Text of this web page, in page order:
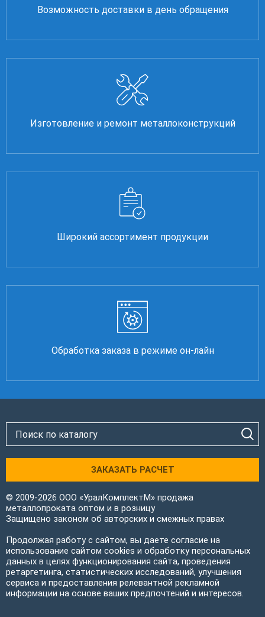
Возможность доставки в день обращения
Изготовление и ремонт металлоконструкций
Широкий ассортимент продукции
Обработка заказа в режиме он-лайн
ЗАКАЗАТЬ РАСЧЕТ
© 2009-2026 ООО «УралКомплектМ» продажа
металлопроката оптом и в розницу
Защищено законом об авторских и смежных правах
Продолжая работу с сайтом, вы даете согласие на
использование сайтом cookies и обработку персональных
данных в целях функционирования сайта, проведения
ретаргетинга, статистических исследований, улучшения
сервиса и предоставления релевантной рекламной
информации на основе ваших предпочтений и интересов.